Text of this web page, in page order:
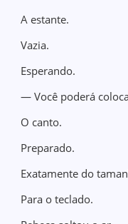
A estante.
Vazia.
Esperando.
— Você poderá
O canto.
Preparado.
Exatamente do
Para o teclado.